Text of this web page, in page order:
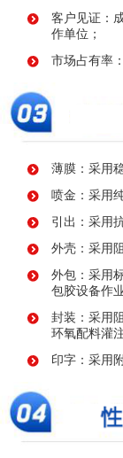
客户见证：
作单位；
市场占有率
薄膜：采用
喷金：采用
引出：采用
外壳：采用
外包：采用
包胶设备作
封装：采用
环氧配料灌
印字：采用